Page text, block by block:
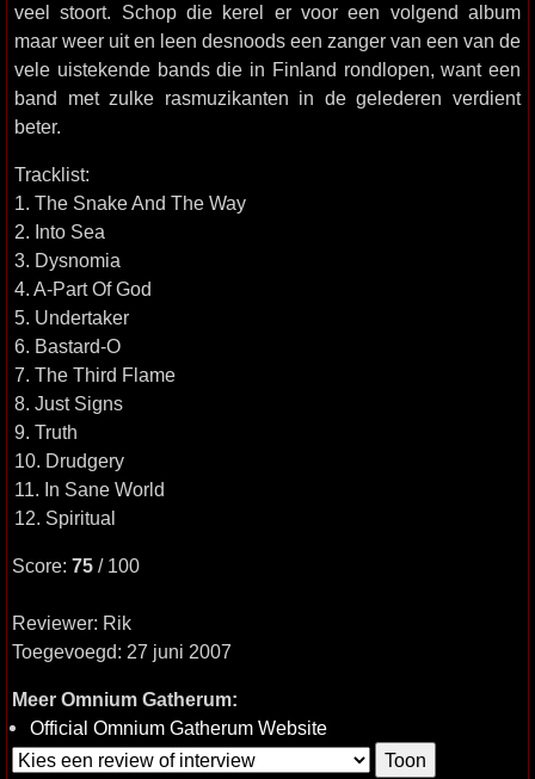
veel stoort. Schop die kerel er voor een volgend album
maar weer uit en leen desnoods een zanger van een van de
vele uistekende bands die in Finland rondlopen, want een
band met zulke rasmuzikanten in de gelederen verdient
beter.
Tracklist:
1. The Snake And The Way
2. Into Sea
3. Dysnomia
4. A-Part Of God
5. Undertaker
6. Bastard-O
7. The Third Flame
8. Just Signs
9. Truth
10. Drudgery
11. In Sane World
12. Spiritual
Score: 75 / 100
Reviewer: Rik
Toegevoegd: 27 juni 2007
Meer Omnium Gatherum:
Official Omnium Gatherum Website